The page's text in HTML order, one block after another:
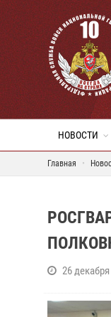
НОВОСТИ
Главная
26